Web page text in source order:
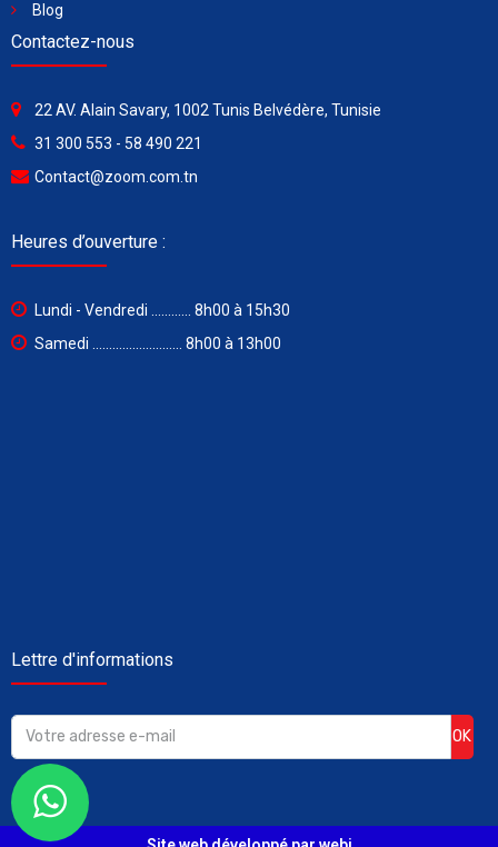
Blog
Contactez-nous
22 AV. Alain Savary, 1002 Tunis Belvédère, Tunisie
31 300 553 - 58 490 221
Contact@zoom.com.tn
Heures d’ouverture :
Lundi - Vendredi ............ 8h00 à 15h30
Samedi ........................... 8h00 à 13h00
Lettre d'informations
OK